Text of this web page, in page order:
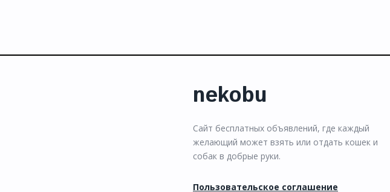
nekobu
Сайт бесплатных объявлений, где каждый
желающий может взять или отдать кошек и
собак в добрые руки.
Пользовательское соглашение